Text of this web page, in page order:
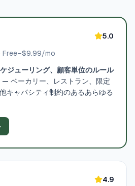
5.0
Free–$9.99/mo
ジューリング、顧客単位のルール
ベーカリー、レストラン、限定
キャパシティ制約のあるあらゆる
4.9